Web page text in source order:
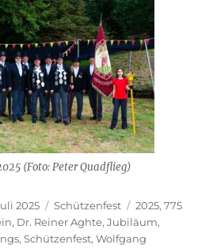
(Foto: Peter Quadflieg)
2025 Kategorien
Schützenfest Schlagwörter
2025,775
, Dr. Reiner Aghte,Jubiläum,
,Schützenfest,Wolfgang